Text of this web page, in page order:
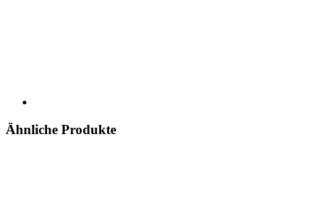
Ähnliche Produkte